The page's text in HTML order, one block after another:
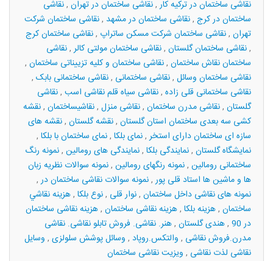
نقاشی ساختمان در ترکیه کار,نقاشی ساختمان در تهران ,نقاشی
ساختمان در کرج ,نقاشی ساختمان در مشهد ,نقاشی ساختمان شرکت
تهران ,نقاشی ساختمان شرکت مسکن ساتراپ ,نقاشی ساختمان کرج
,نقاشی ساختمان گلستان ,نقاشی ساختمان مولتی کالر,نقاشی
ساختمان نقاش ساختمان ,نقاشی ساختمان و کلیه تزییناتی ساختمان ,
نقاشی ساختمان وسائل ,نقاشی ساختمانی ,نقاشی ساختمانی بابک ,
نقاشی ساختمانی قلی زاده ,نقاشی سیاه قلم نقاشی اسب ,نقاشی
گلستان ,نقاشی مدرن ساختمان ,نقاشی منزل ,نقاشیساختمان ,نقشه
کشی سه بعدی ساختمان استان گلستان ,نقشه گلستان ,نقشه های
سازه ای ساختمان دارای استخر,نمای بلکا ,نمای ساختمان با بلکا ,
نمایشگاه گلستان ,نمایندگی بلکا ,نمایندگی های رومالین ,نمونه رنگ
ساختمانی رومالین ,نمونه رنگهای رومالین ,نمونه سوالات نظریه زبان
ها و ماشین ها استاد قلی پور,نمونه سوالات نقاشی ساختمان در,
نمونه های نقاشی داخل ساختمان ,نوار قلی ,نوع بلکا ,هزينه نقاشي
ساختمان ,هزینه بلکا ,هزینه نقاشی ساختمان ,هزینه نقاشی ساختمان
در 90
,هندی گلستان ,هنر. نقاشی. فروش تابلو نقاشی. نقاشی
مدرن.فروش نقاشی , والتکس.روپاد , وسائل پوشش سلولزی , وسایل
نقاشی لذت نقاشی , ویزیت نقاشی ساختمان